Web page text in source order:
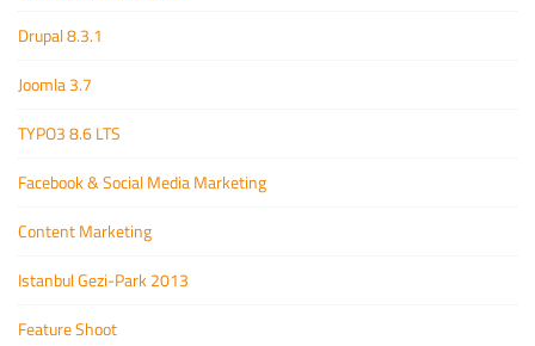
Drupal 8.3.1
Joomla 3.7
TYPO3 8.6 LTS
Facebook & Social Media Marketing
Content Marketing
Istanbul Gezi-Park 2013
Feature Shoot